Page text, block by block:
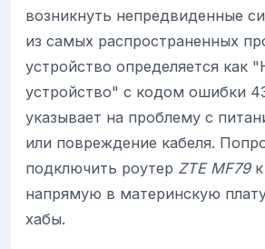
возникнуть непредвиденные
из самых распространенных
устройство определяется как
устройство" с кодом ошибки
указывает на проблему с
или повреждение кабеля.
подключить роутер ZTE MF79к
напрямую в материнскую
хабы.